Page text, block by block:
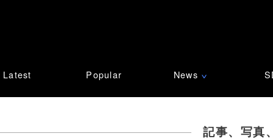
Latest Popular News ∨
記事、写真